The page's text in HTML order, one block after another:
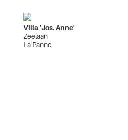
Villa 'Jos. Anne'
Zeelaan
La Panne